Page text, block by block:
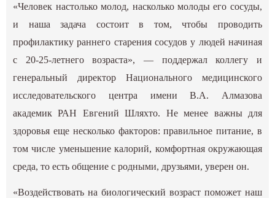
«Человек настолько молод, насколько молоды его сосуды,
и наша задача состоит в том, чтобы проводить
профилактику раннего старения сосудов у людей начиная
с 20-25-летнего возраста», — поддержал коллегу и
генеральный директор Национального медицинского
исследовательского центра имени В.А. Алмазова
академик РАН Евгений Шляхто. Не менее важны для
здоровья еще несколько факторов: правильное питание, в
том числе уменьшение калорий, комфортная окружающая
среда, то есть общение с родными, друзьями, уверен он.
«Воздействовать на биологический возраст поможет наш